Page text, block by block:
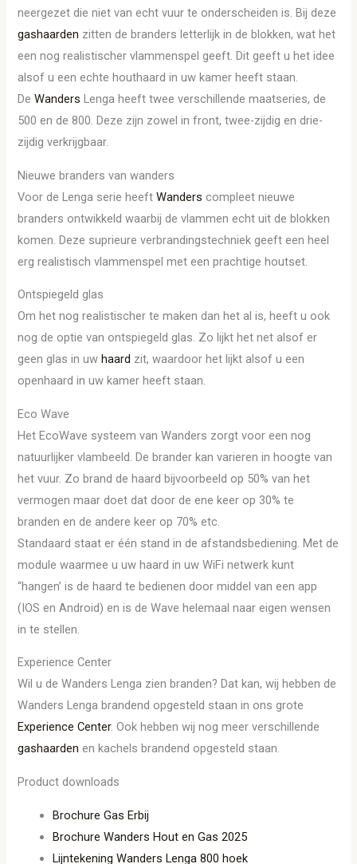
neergezet die niet van echt vuur te onderscheiden is. Bij deze
gashaarden zitten de branders letterlijk in de blokken, wat het
een nog realistischer vlammenspel geeft. Dit geeft u het idee
alsof u een echte houthaard in uw kamer heeft staan.
DeWanders Lenga heeft twee verschillende maatseries, de
500 en de 800. Deze zijn zowel in front, twee-zijdig en drie-
zijdig verkrijgbaar.
Nieuwe branders van wanders
Voor de Lenga serie heeftWanders compleet nieuwe
branders ontwikkeld waarbij de vlammen echt uit de blokken
komen. Deze suprieure verbrandingstechniek geeft een heel
erg realistisch vlammenspel met een prachtige houtset.
Ontspiegeld glas
Om het nog realistischer te maken dan het al is, heeft u ook
nog de optie van ontspiegeld glas. Zo lijkt het net alsof er
geen glas in uw haard zit, waardoor het lijkt alsof u een
openhaard in uw kamer heeft staan.
Eco Wave
Het EcoWave systeem van Wanders zorgt voor een nog
natuurlijker vlambeeld. De brander kan varieren in hoogte van
het vuur. Zo brand de haard bijvoorbeeld op 50% van het
vermogen maar doet dat door de ene keer op 30% te
branden en de andere keer op 70% etc.
Standaard staat er één stand in de afstandsbediening. Met de
module waarmee u uw haard in uw WiFi netwerk kunt
“hangen’ is de haard te bedienen door middel van een app
(IOS en Android) en is de Wave helemaal naar eigen wensen
in te stellen.
Experience Center
Wil u de Wanders Lenga zien branden? Dat kan, wij hebben de
Wanders Lenga brandend opgesteld staan in ons grote
Experience Center. Ook hebben wij nog meer verschillende
gashaarden en kachels brandend opgesteld staan.
Product downloads
Brochure Gas Erbij
Brochure Wanders Hout en Gas 2025
Lijntekening Wanders Lenga 800 hoek